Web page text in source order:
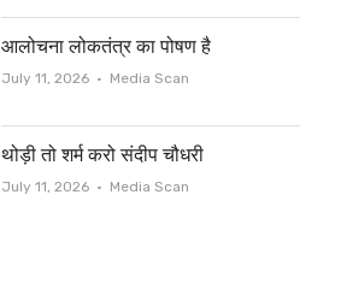
आलोचना लोकतंत्र का पोषण है
July 11, 2026 Author
Media Scan
थोड़ी तो शर्म करो संदीप चौधरी
July 11, 2026 Author
Media Scan